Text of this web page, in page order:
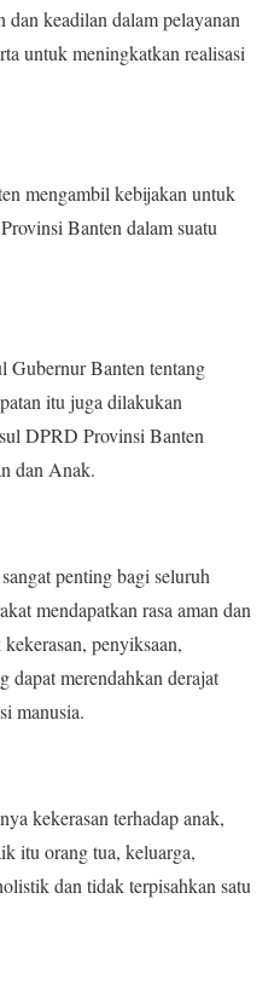
dan keadilan dalam pelayanan
untuk meningkatkan realisasi
mengambil kebijakan untuk
Banten dalam suatu
Gubernur Banten tentang
itu juga dilakukan
DPRD Provinsi Banten
dan Anak.
penting bagi seluruh
mendapatkan rasa aman dan
penyiksaan,
dapat merendahkan derajat
manusia.
kekerasan terhadap anak,
itu orang tua, keluarga,
dan tidak terpisahkan satu